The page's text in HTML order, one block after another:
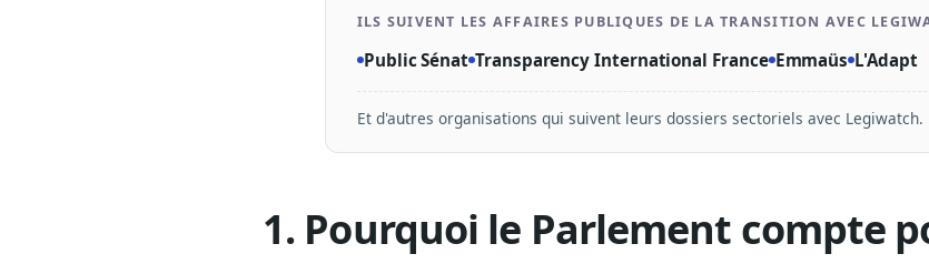
ILS SUIVENT LES AFFAIRES PUBLIQUES DE LA TRANSITION AVEC
Public Sénat Transparency International France Emmaüs L'Adapt
Et d'autres organisations qui suivent leurs dossiers sectoriels avec Legiwatch.
1. Pourquoi le Parlement compte